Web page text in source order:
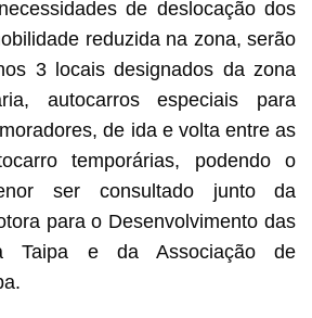
de deslocação dos
reduzida na zona, serão
3 locais designados da zona
autocarros especiais para
de ida e volta entre as
temporárias, podendo o
ser consultado junto da
para o Desenvolvimento das
Taipa e da Associação de